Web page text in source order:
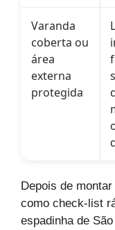
Varanda
coberta ou
área
externa
protegida
Depois de
como check-list
espadinha de